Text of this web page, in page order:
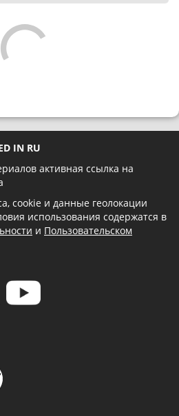
IN RU
активная ссылка на
cookie и данные геолокации
использования содержатся в
и Пользовательском